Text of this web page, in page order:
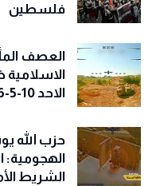
فلسطين
العصف
الاسلامية
الاحد 10-5-2026
حزب الله
الهجومية:
الشريط